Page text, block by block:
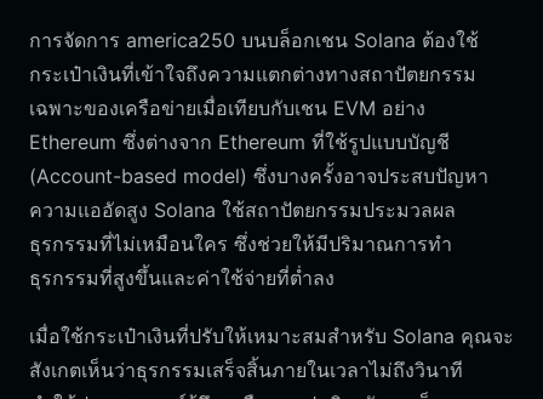
การจัดการ america250 บนบล็อกเชน Solana ต้องใช้
กระเป๋าเงินที่เข้าใจถึงความแตกต่างทางสถาปัตยกรรม
เฉพาะของเครือข่ายเมื่อเทียบกับเชน EVM อย่าง
Ethereum ซึ่งต่างจาก Ethereum ที่ใช้รูปแบบบัญชี
(Account-based model) ซึ่งบางครั้งอาจประสบปัญหา
ความแออัดสูง Solana ใช้สถาปัตยกรรมประมวลผล
ธุรกรรมที่ไม่เหมือนใคร ซึ่งช่วยให้มีปริมาณการทำ
ธุรกรรมที่สูงขึ้นและค่าใช้จ่ายที่ต่ำลง
เมื่อใช้กระเป๋าเงินที่ปรับให้เหมาะสมสำหรับ Solana คุณจะ
สังเกตเห็นว่าธุรกรรมเสร็จสิ้นภายในเวลาไม่ถึงวินาที